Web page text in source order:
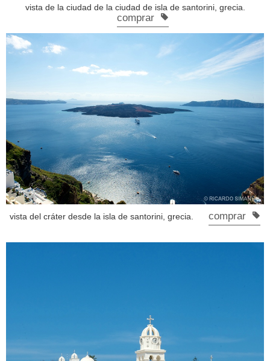
vista de la ciudad de la ciudad de isla de santorini, grecia.
comprar
vista del cráter desde la isla de santorini, grecia. comprar